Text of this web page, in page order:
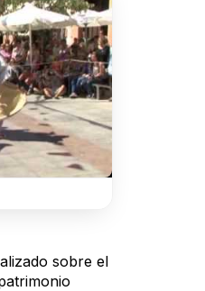
sobre el